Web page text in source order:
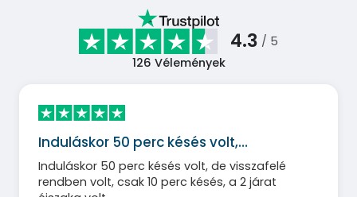
4.3 / 5
126 Vélemények
Induláskor 50 perc késés volt,…
Induláskor 50 perc késés volt, de visszafelé
rendben volt, csak 10 perc késés, a 2 járat